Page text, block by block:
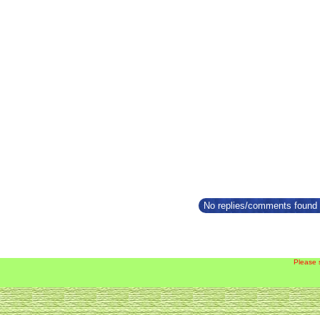
No replies/comments
Please